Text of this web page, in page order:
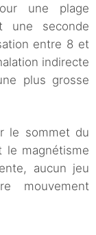
une plage
une seconde
entre 8 et
indirecte
plus grosse
le sommet du
le magnétisme
aucun jeu
mouvement